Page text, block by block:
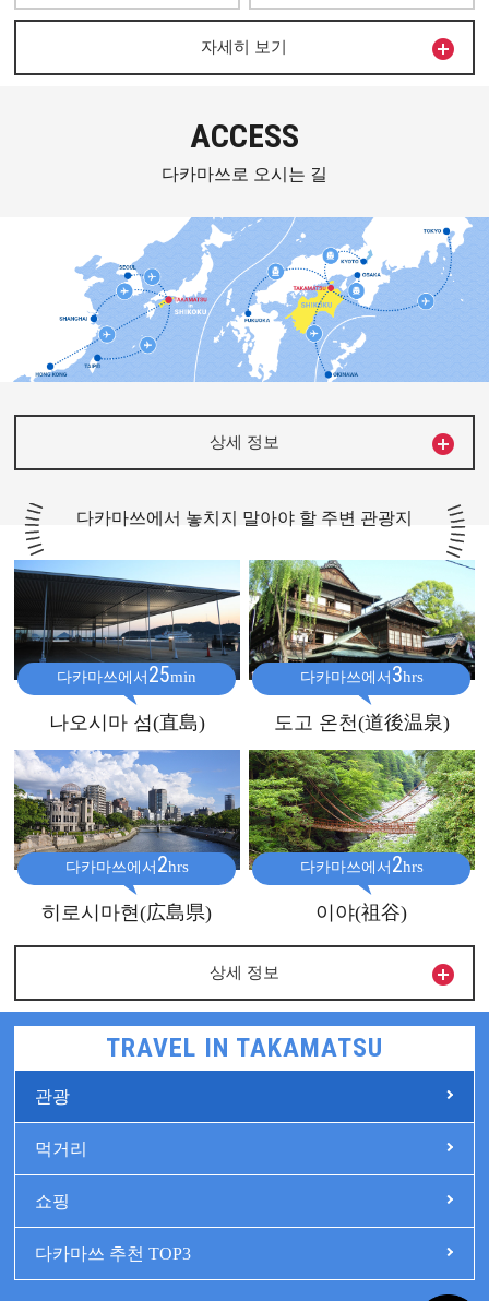
자세히 보기 
ACCESS
다카마쓰로 오시는 길
상세 정보 
다카마쓰에서 놓치지 말아야 할 주변 관광지
다카마쓰에서 25min
나오시마 섬(直島)
다카마쓰에서 3hrs
도고 온천(道後温泉)
다카마쓰에서 2hrs
히로시마현(広島県)
다카마쓰에서 2hrs
이야(祖谷)
상세 정보 
TRAVEL IN TAKAMATSU
관광
먹거리
쇼핑
다카마쓰 추천 TOP3